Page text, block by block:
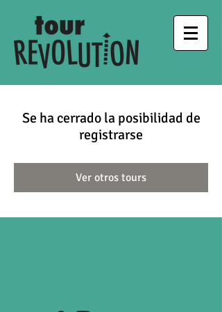
Se ha cerrado la posibilidad de
registrarse
Ver otros tours